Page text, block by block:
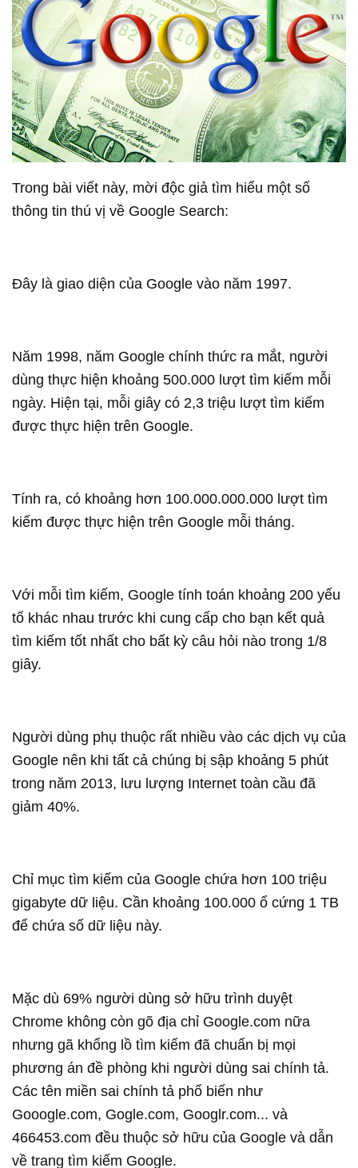
Trong bài viết này, mời độc giả tìm hiểu một số
thông tin thú vị về Google Search:
Đây là giao diện của Google vào năm 1997.
Năm 1998, năm Google chính thức ra mắt, người
dùng thực hiện khoảng 500.000 lượt tìm kiếm mỗi
ngày. Hiện tại, mỗi giây có 2,3 triệu lượt tìm kiếm
được thực hiện trên Google.
Tính ra, có khoảng hơn 100.000.000.000 lượt tìm
kiếm được thực hiện trên Google mỗi tháng.
Với mỗi tìm kiếm, Google tính toán khoảng 200 yếu
tố khác nhau trước khi cung cấp cho bạn kết quả
tìm kiếm tốt nhất cho bất kỳ câu hỏi nào trong 1/8
giây.
Người dùng phụ thuộc rất nhiều vào các dịch vụ của
Google nên khi tất cả chúng bị sập khoảng 5 phút
trong năm 2013, lưu lượng Internet toàn cầu đã
giảm 40%.
Chỉ mục tìm kiếm của Google chứa hơn 100 triệu
gigabyte dữ liệu. Cần khoảng 100.000 ổ cứng 1 TB
để chứa số dữ liệu này.
Mặc dù 69% người dùng sở hữu trình duyệt
Chrome không còn gõ địa chỉ Google.com nữa
nhưng gã khổng lồ tìm kiếm đã chuẩn bị mọi
phương án đề phòng khi người dùng sai chính tả.
Các tên miền sai chính tả phổ biến như
Gooogle.com, Gogle.com, Googlr.com... và
466453.com đều thuộc sở hữu của Google và dẫn
về trang tìm kiếm Google.